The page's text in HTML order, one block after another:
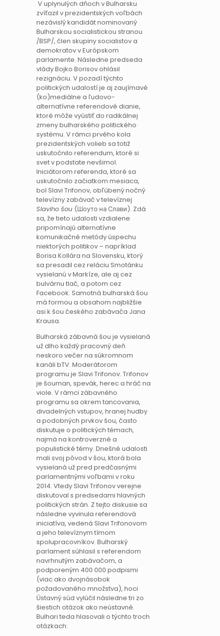
V uplynulých dňoch v Bulharsku
zvíťazil v prezidentských voľbách
nezávislý kandidát nominovaný
Bulharskou socialistickou stranou
/BSP/, člen skupiny socialistov a
demokratov v Európskom
parlamente. Následne predseda
vlády Bojko Borisov ohlásil
rezignáciu. V pozadí týchto
politických udalostí je aj zaujímavé
(ko)mediálne a ľudovo-
alternatívne referendové dianie,
ktoré môže vyústiť do radikálnej
zmeny bulharského politického
systému. V rámci prvého kola
prezidentských volieb sa totiž
uskutočnilo referendum, ktoré si
svet v podstate nevšimol.
Iniciátorom referenda, ktoré sa
uskutočnilo začiatkom mesiaca,
bol Slavi Trifonov, obľúbený nočný
televízny zabávač v televíznej
Slaviho šou (Шоуто на Слави). Zdá
sa, že tieto udalosti vzdialene
pripomínajú alternatívne
komunikačné metódy úspechu
niektorých politikov – napríklad
Borisa Kollára na Slovensku, ktorý
sa presadil cez reláciu Smotánku
vysielanú v Markíze, ale aj cez
bulvárnu tlač, a potom cez
Facebook. Samotná bulharská šou
má formou a obsahom najbližšie
asi k šou českého zabávača Jana
Krausa.
Bulharská zábavná šou je vysielaná
už dlho každý pracovný deň
neskoro večer na súkromnom
kanáli bTV. Moderátorom
programu je Slavi Trifonov. Trifonov
je šouman, spevák, herec a hráč na
viole. V rámci zábavného
programu sa okrem tancovania,
divadelných vstupov, hranej hudby
a podobných prvkov šou, často
diskutuje o politických témach,
najmä na kontroverzné a
populistické témy. Dnešné udalosti
mali svoj pôvod v šou, ktorá bola
vysielaná už pred predčasnými
parlamentnými voľbami v roku
2014. Vtedy Slavi Trifonov verejne
diskutoval s predsedami hlavných
politických strán. Z tejto diskusie sa
následne vyvinula referendová
iniciatíva, vedená Slavi Trifonovom
a jeho televíznym tímom
spolupracovníkov. Bulharský
parlament súhlasil s referendom
navrhnutým zabávačom, a
podporeným 400 000 podpismi
(viac ako dvojnásobok
požadovaného množstva), hoci
Ústavný súd vylúčil následne tri zo
šiestich otázok ako neústavné.
Bulhari teda hlasovali o týchto troch
otázkach: